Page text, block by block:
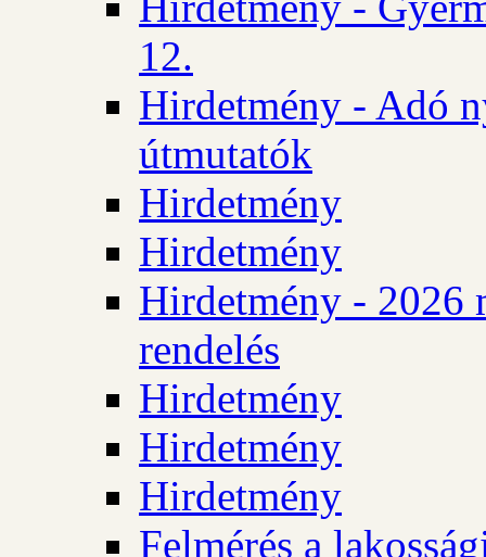
12.
Hirdetmény - Adó
útmutatók
Hirdetmény
Hirdetmény
Hirdetmény - 2026
rendelés
Hirdetmény
Hirdetmény
Hirdetmény
Felmérés a